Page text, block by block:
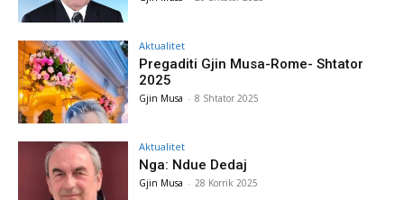
Aktualitet
Pregaditi Gjin Musa-Rome- Shtator
2025
Gjin Musa - 8 Shtator 2025
Aktualitet
Nga: Ndue Dedaj
Gjin Musa - 28 Korrik 2025